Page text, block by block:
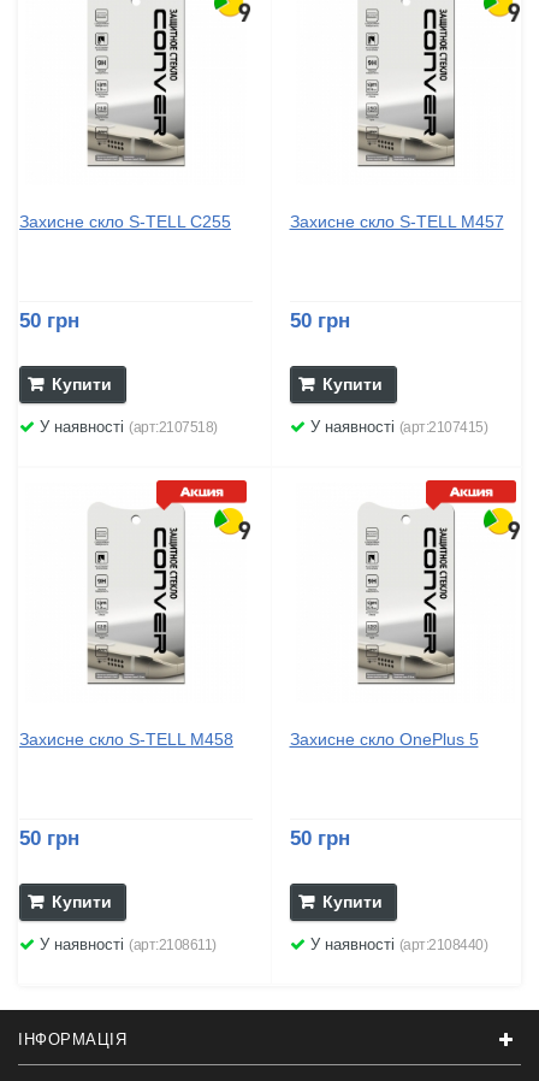
Захисне скло S-TELL C255
50 грн
Купити
У наявності (арт:2107518)
Захисне скло S-TELL M457
50 грн
Купити
У наявності (арт:2107415)
Захисне скло S-TELL M458
50 грн
Купити
У наявності (арт:2108611)
Захисне скло OnePlus 5
50 грн
Купити
У наявності (арт:2108440)
ІНФОРМАЦІЯ